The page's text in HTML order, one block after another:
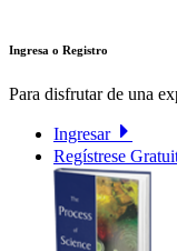
Ingresa o Registro
Para disfrutar de una
Ingresar
Regístrese